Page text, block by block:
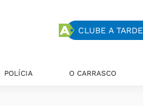
CLUBE A TARDE
POLÍCIA O CARRASCO